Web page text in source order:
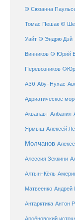
© Сюзанна
Томас Пешак ©
Уайт © Эндрю Дэй
Винников © Юрий
Перевозников
А30 Абу-Нухас
Адриатическое
Акванавт Албания
Ярмыш Алексей
Молчанов
Алессия Зеккини
Алтын-Кёль
Матвеенко Андрей
Антарктика Антон